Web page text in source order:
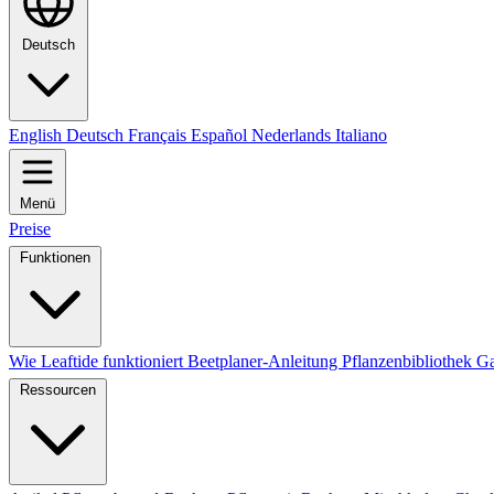
Deutsch
English Deutsch Français Español Nederlands Italiano
Menü
Preise
Funktionen
Wie Leaftide funktioniert Beetplaner-Anleitung Pflanzenbibliothek
Ressourcen